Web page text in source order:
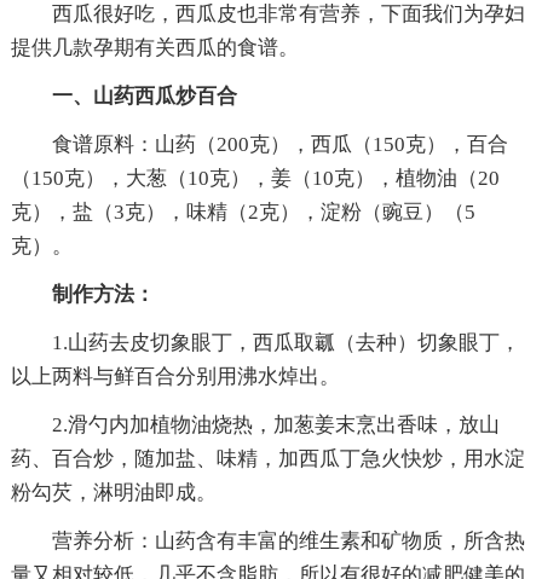
西瓜很好吃，西瓜皮也非常有营养，下面我们为孕妇
提供几款孕期有关西瓜的食谱。
一、山药西瓜炒百合
食谱原料：山药（200克），西瓜（150克），百合
（150克），大葱（10克），姜（10克），植物油（20
克），盐（3克），味精（2克），淀粉（豌豆）（5
克）。
制作方法：
1.山药去皮切象眼丁，西瓜取瓤（去种）切象眼丁，
以上两料与鲜百合分别用沸水焯出。
2.滑勺内加植物油烧热，加葱姜末烹出香味，放山
药、百合炒，随加盐、味精，加西瓜丁急火快炒，用水淀
粉勾芡，淋明油即成。
营养分析：山药含有丰富的维生素和矿物质，所含热
量又相对较低，几乎不含脂肪，所以有很好的减肥健美的